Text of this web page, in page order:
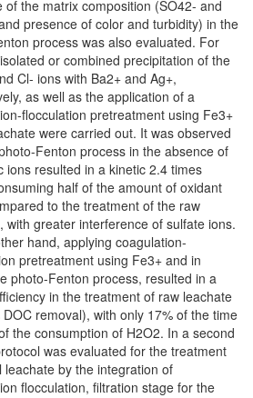
of the matrix composition (SO42- and
presence of color and turbidity) in the
process was also evaluated. For
or combined precipitation of the
Cl- ions with Ba2+ and Ag+,
as well as the application of a
flocculation pretreatment using Fe3+
were carried out. It was observed
Fenton process in the absence of
ions resulted in a kinetic 2.4 times
half of the amount of oxidant
to the treatment of the raw
with greater interference of sulfate ions.
hand, applying coagulation-
pretreatment using Fe3+ and in
photo-Fenton process, resulted in a
in the treatment of raw leachate
DOC removal), with only 17% of the time
the consumption of H2O2. In a second
was evaluated for the treatment
leachate by the integration of
flocculation, filtration stage for the